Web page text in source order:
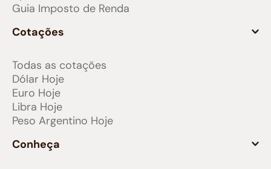
Guia Imposto de Renda
Cotações
Todas as cotações
Dólar Hoje
Euro Hoje
Libra Hoje
Peso Argentino Hoje
Conheça